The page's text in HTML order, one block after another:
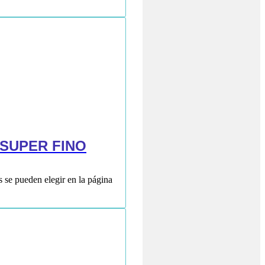
FINO
pueden elegir en la página